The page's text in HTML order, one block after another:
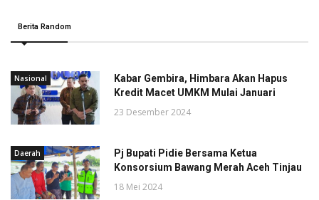
Berita Random
Nasional
Kabar Gembira, Himbara Akan Hapus
Kredit Macet UMKM Mulai Januari
23 Desember 2024
Daerah
Pj Bupati Pidie Bersama Ketua
Konsorsium Bawang Merah Aceh Tinjau
18 Mei 2024